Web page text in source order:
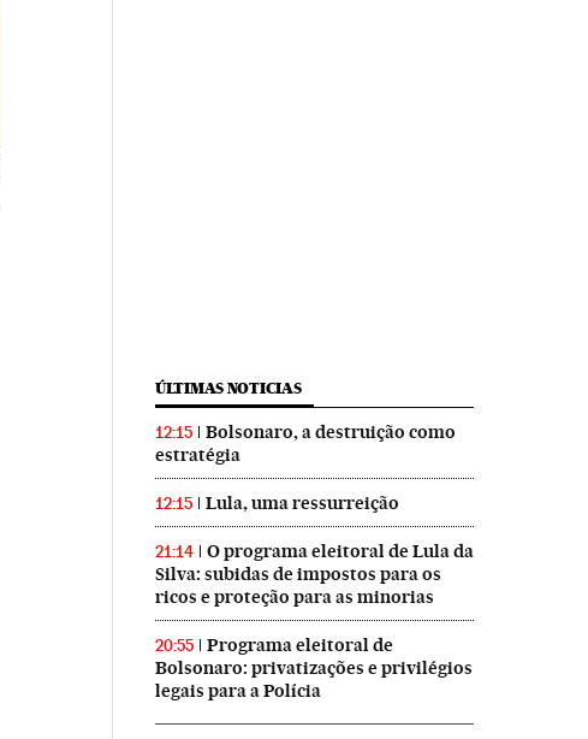
ÚLTIMAS NOTICIAS
12:15
Bolsonaro, a destruição como
estratégia
12:15 Lula, uma ressurreição
21:14
O programa eleitoral de Lula da
Silva: subidas de impostos para os
ricos e proteção para as minorias
20:55
Programa eleitoral de
Bolsonaro: privatizações e privilégios
legais para a Polícia